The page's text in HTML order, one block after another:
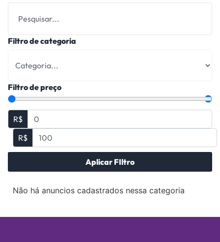
Filtro de categoria
Filtro de preço
R$
R$
Aplicar FIltro
Não há anuncios cadastrados nessa categoria